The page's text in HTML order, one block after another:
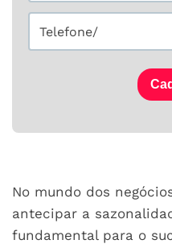
No mundo dos
antecipar a
fundamental para o